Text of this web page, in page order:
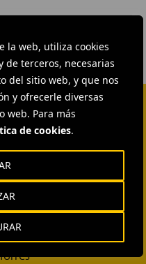
la web, utiliza cookies
de terceros, necesarias
del sitio web, y que nos
y ofrecerle diversas
web. Para más
de cookies.